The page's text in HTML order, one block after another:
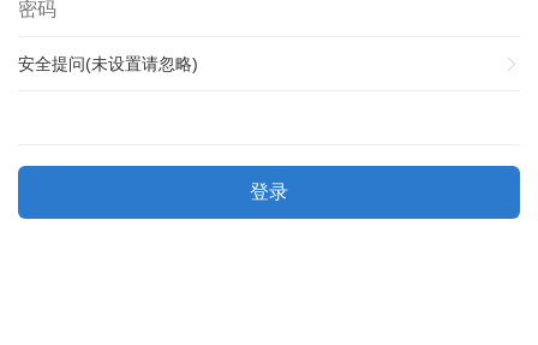
安全提问(未设置请忽略)
登录